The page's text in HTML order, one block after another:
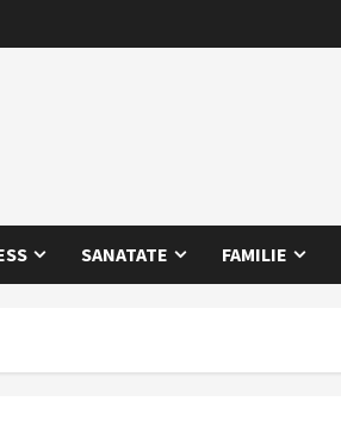
SANATATE FAMILIE